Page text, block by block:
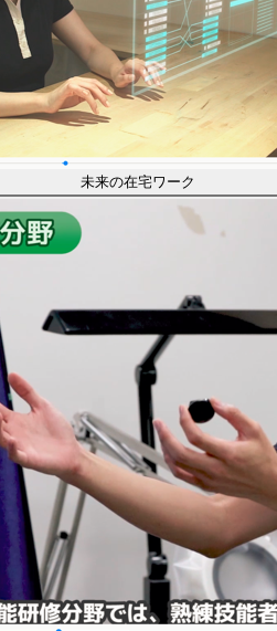
未来の在宅ワーク